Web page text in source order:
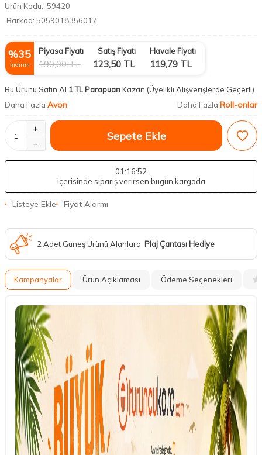
Ürün Kodu: 59420
Barkod: 5059018356017
%35
İndirim
Piyasa Fiyatı
190,00TL
Satış Fiyatı
123,50 TL
Havale Fiyatı
119,79 TL
Bu Ürünü Satın Al 1 TL ParapuanKazan (Üyelikli Alışverişlerde Geçerli)
Daha Fazla Avon Daha Fazla Roll-onlar
Sepete Ekle
01 :16:51
içerisinde sipariş verirsen bugün kargoda
Listeye Ekle Fiyat Alarmı
2 Adet Güneş Ürünü Alanlara Plaj Çantası Hediye
Kampanyalar Ürün Açıklaması Ödeme Seçenekleri